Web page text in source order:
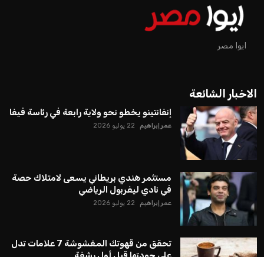
ايوا مصر
الاخبار الشائعة
إنفانتينو يخطو نحو ولاية رابعة في رئاسة فيفا
عمر إبراهيم 22 يوليو 2026
مستثمر هندي بريطاني يسعى لامتلاك حصة
في نادي ليفربول الرياضي
عمر إبراهيم 22 يوليو 2026
تحقق من قهوتك المغشوشة 7 علامات تدل